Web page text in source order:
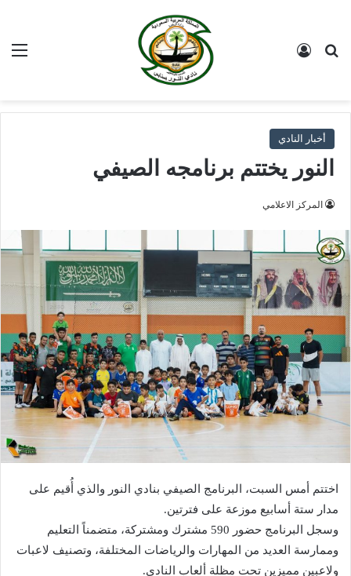
بحث عن
أخبار النادي
النور يختتم برنامجه الصيفي
المركز الاعلامي
اختتم أمس السبت، البرنامج الصيفي بنادي النور والذي أُقيم على
مدار ستة أسابيع موزعة على فترتين.
وسجل البرنامج حضور 590 مشترك ومشتركة، متضمناً التعليم
وممارسة العديد من المهارات والرياضات المختلفة، وتصنيف لاعبات
ولاعبين مميزين تحت مظلة ألعاب النادي.